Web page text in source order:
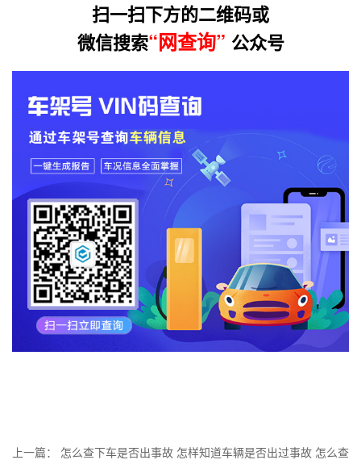
扫一扫下方的二维码或
微信搜索“网查询” 公众号
上一篇： 怎么查下车是否出事故 怎样知道车辆是否出过事故 怎么查